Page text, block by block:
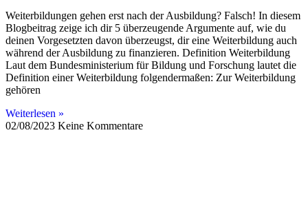
Weiterbildungen gehen erst nach der Ausbildung? Falsch! In diesem
Blogbeitrag zeige ich dir 5 überzeugende Argumente auf, wie du
deinen Vorgesetzten davon überzeugst, dir eine Weiterbildung auch
während der Ausbildung zu finanzieren. Definition Weiterbildung
Laut dem Bundesministerium für Bildung und Forschung lautet die
Definition einer Weiterbildung folgendermaßen: Zur Weiterbildung
gehören
Weiterlesen »
02/08/2023 Keine Kommentare